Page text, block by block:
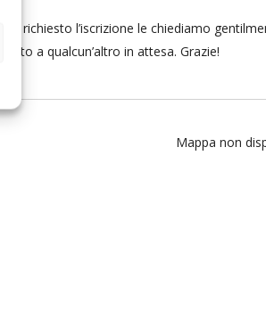
richiesto l’iscrizione le chiediamo
a qualcun’altro in attesa. Grazie!
Mappa non